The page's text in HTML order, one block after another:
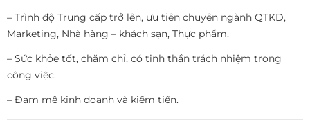
– Trình độ Trung cấp trở lên, ưu tiên chuyên ngành QTKD,
Marketing, Nhà hàng – khách sạn, Thực phẩm.
– Sức khỏe tốt, chăm chỉ, có tinh thần trách nhiệm trong
công việc.
– Đam mê kinh doanh và kiếm tiền.